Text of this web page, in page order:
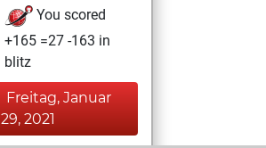
You scored
+165 =27 -163 in
blitz
Freitag, Januar
29, 2021